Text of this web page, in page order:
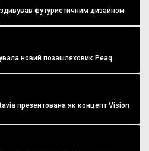
футуристичним дизайном
новий позашляховик Peaq
презентована як концепт Vision